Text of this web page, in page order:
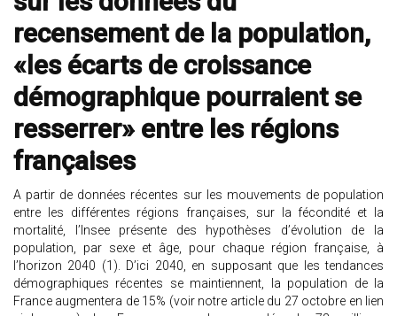
recensement de la population,
«les écarts de croissance
démographique pourraient se
resserrer» entre les régions
françaises
A partir de données récentes sur les mouvements de population
entre les différentes régions françaises, sur la fécondité et la
mortalité, l’Insee présente des hypothèses d’évolution de la
population, par sexe et âge, pour chaque région française, à
l’horizon 2040 (1). D’ici 2040, en supposant que les tendances
démographiques récentes se maintiennent, la population de la
France augmentera de 15% (voir notre article du 27 octobre en lien